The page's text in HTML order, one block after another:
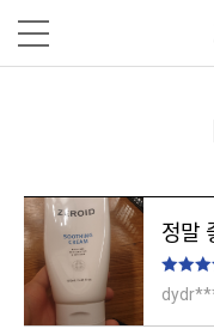
정말